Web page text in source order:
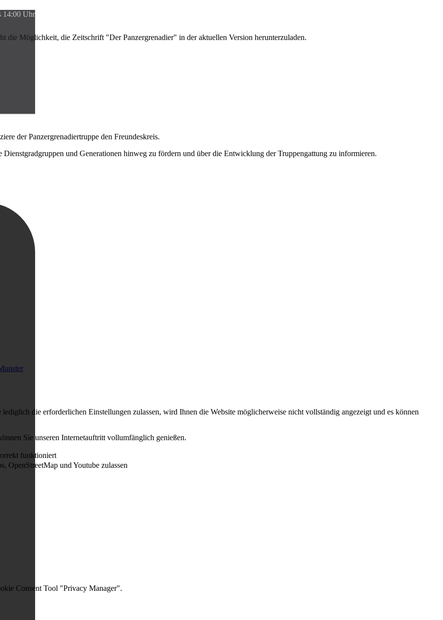
14:00 Uhr
die Möglichkeit, die Zeitschrift "Der Panzergrenadier" in der aktuellen Version herunterzuladen.
der Panzergrenadiertruppe den Freundeskreis.
Dienstgradgruppen und Generationen hinweg zu fördern und über die Entwicklung der Truppengattung zu informieren.
die erforderlichen Einstellungen zulassen, wird Ihnen die Website möglicherweise nicht vollständig angezeigt und es können
Sie unseren Internetauftritt vollumfänglich genießen.
funktioniert
OpenStreetMap und Youtube zulassen
Consent Tool "Privacy Manager".